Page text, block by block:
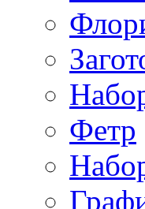
Фетр